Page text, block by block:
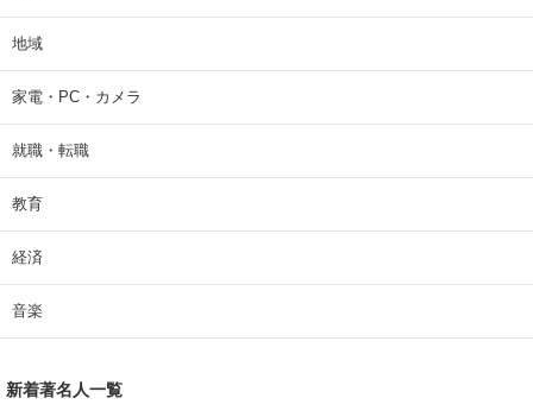
地域
家電・PC・カメラ
就職・転職
教育
経済
音楽
新着著名人一覧